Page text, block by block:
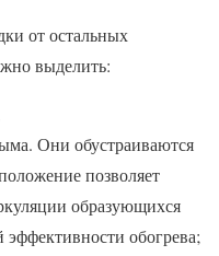
от остальных
выделить:
Они обустраиваются
позволяет
образующихся
обогрева;